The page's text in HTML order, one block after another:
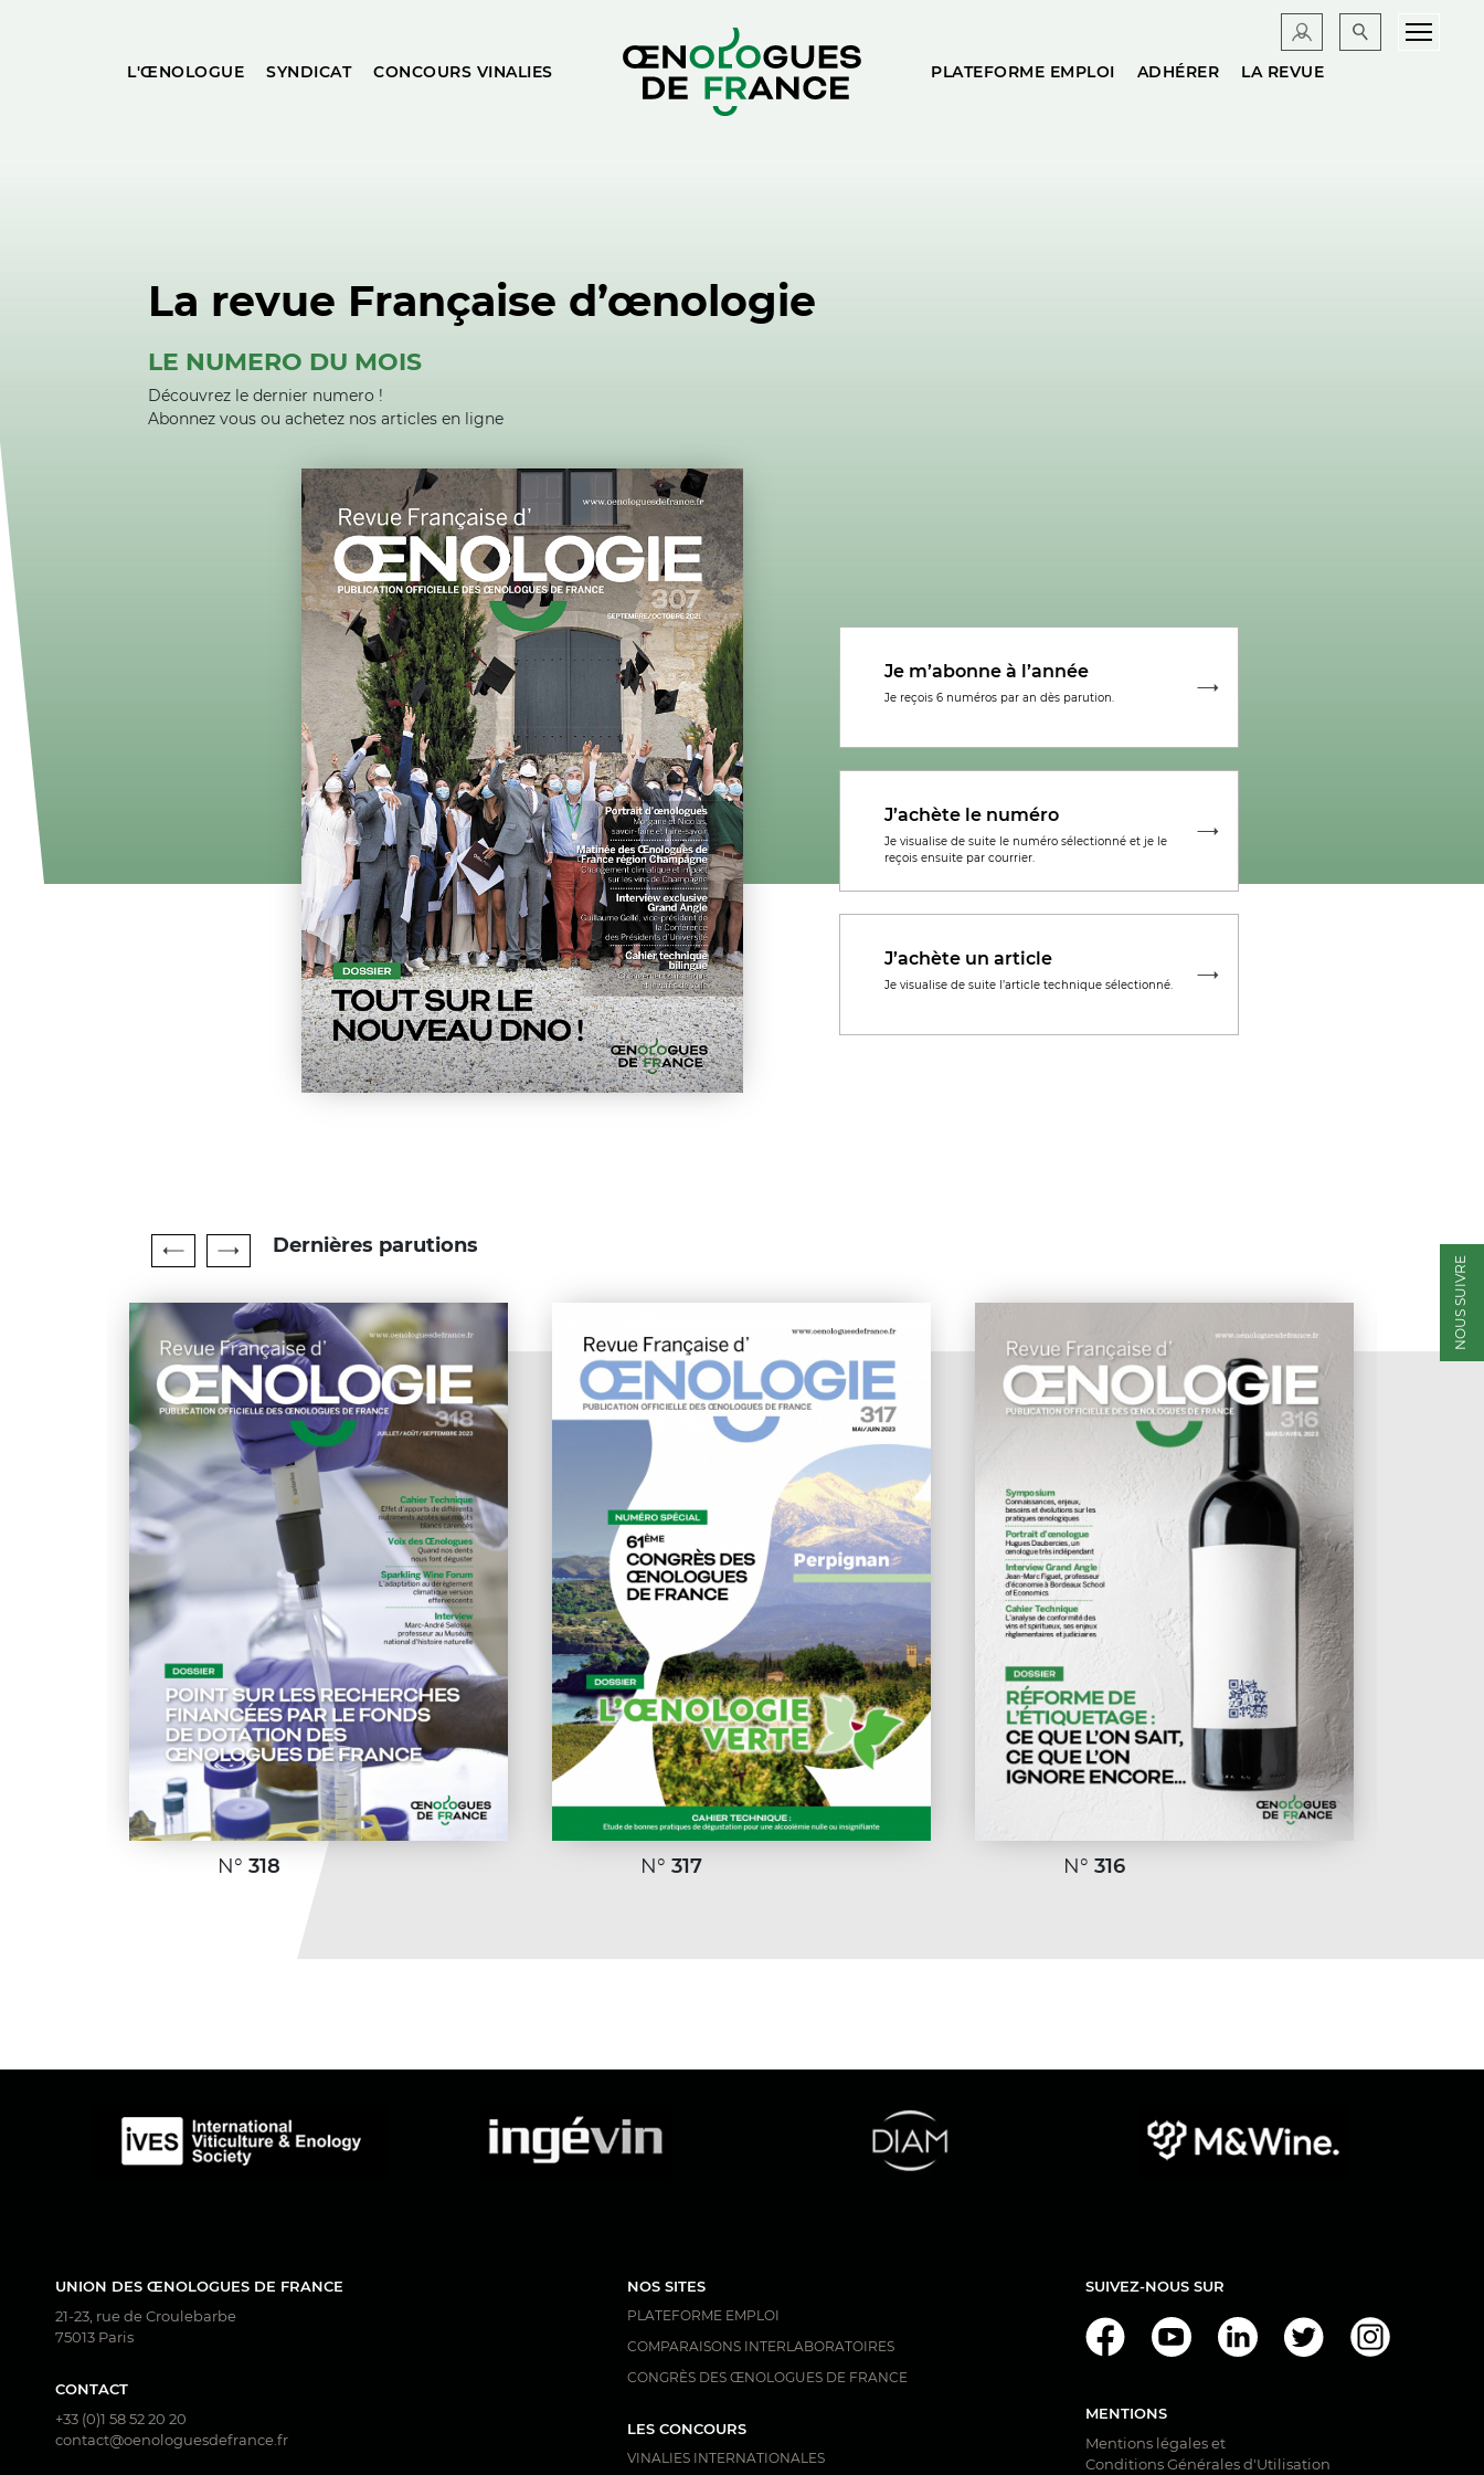
L'ŒNOLOGUE SYNDICAT CONCOURS VINALIES PLATEFORME EMPLOI ADHÉRER LA REVUE
NOUS SUIVRE
La revue Française d’œnologie
LE NUMERO DU MOIS
Découvrez le dernier numero !
Abonnez vous ou achetez nos articles en ligne
Je m’abonne à l’année
Je reçois 6 numéros par an dès parution.
J’achète le numéro
Je visualise de suite le numéro sélectionné et je le
reçois ensuite par courrier.
J’achète un article
Je visualise de suite l’article technique sélectionné.
Dernières parutions
N°318 N°317 N°316
UNION DES ŒNOLOGUES DE FRANCE
21-23, rue de Croulebarbe
75013 Paris
CONTACT
+33 (0)1 58 52 20 20
contact@oenologuesdefrance.fr
NOS SITES
PLATEFORME EMPLOI
COMPARAISONS INTERLABORATOIRES
CONGRÈS DES ŒNOLOGUES DE FRANCE
LES CONCOURS
VINALIES INTERNATIONALES
SUIVEZ-NOUS SUR
MENTIONS
Mentions légales et
Conditions Générales d'Utilisation